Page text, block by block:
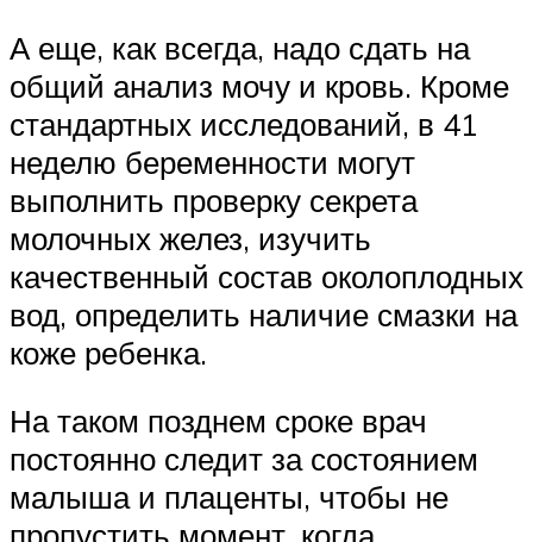
А еще, как всегда, надо сдать на
общий анализ мочу и кровь. Кроме
стандартных исследований, в 41
неделю беременности могут
выполнить проверку секрета
молочных желез, изучить
качественный состав околоплодных
вод, определить наличие смазки на
коже ребенка.
На таком позднем сроке врач
постоянно следит за состоянием
малыша и плаценты, чтобы не